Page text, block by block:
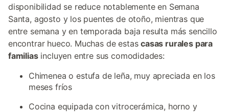
disponibilidad se reduce notablemente en Semana
Santa, agosto y los puentes de otoño, mientras que
entre semana y en temporada baja resulta más sencillo
encontrar hueco. Muchas de estascasas rurales para
familiasincluyen entre sus comodidades:
Chimenea o estufa de leña, muy apreciada en los
meses fríos
Cocina equipada con vitrocerámica, horno y